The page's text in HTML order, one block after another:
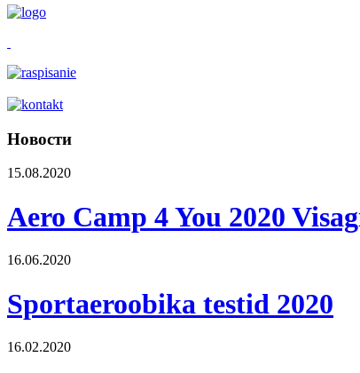
Новости
15.08.2020
Aero Camp 4 You 2020
16.06.2020
Sportaeroobika testid 2020
16.02.2020